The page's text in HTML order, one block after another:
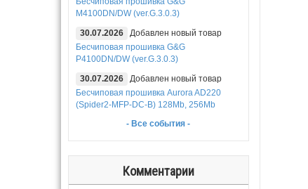
M4100DN/DW (ver.G.3.0.3)
30.07.2026
Добавлен новый товар
Бесчиповая прошивка G&G
P4100DN/DW (ver.G.3.0.3)
30.07.2026
Добавлен новый товар
Бесчиповая прошивка Aurora AD220
(Spider2-MFP-DC-B) 128Mb, 256Mb
- Все события -
Комментарии